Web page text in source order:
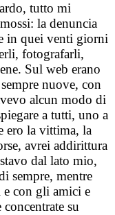
tutto mi
la denuncia
in quei venti giorni
fotografarli,
Sul web erano
nuove, con
alcun modo di
a tutti, uno a
ero la vittima, la
avrei addirittura
dal lato mio,
sempre, mentre
e con gli amici e
su